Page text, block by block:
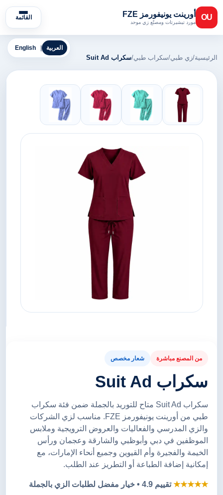
OU أورينت يونيفورمز FZE
مورد تيشيرتات ومصنّع زي موحد
القائمة
English العربية
الرئيسية/زي طبي/سكراب طبي/سكراب Suit Ad
من المصنع مباشرة شعار مخصص
سكراب Suit Ad
سكراب Suit Ad متاح للتوريد بالجملة ضمن فئة سكراب
طبي من أورينت يونيفورمز FZE. مناسب لزي الشركات
والزي المدرسي والفعاليات والعروض الترويجية وملابس
الموظفين في دبي وأبوظبي والشارقة وعجمان ورأس
الخيمة والفجيرة وأم القيوين وجميع أنحاء الإمارات، مع
إمكانية إضافة الطباعة أو التطريز عند الطلب.
★★★★★تقييم 4.9 • خيار مفضل لطلبات الزي بالجملة